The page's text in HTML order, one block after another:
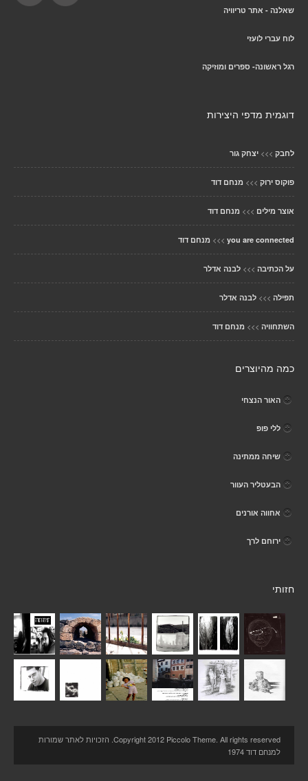
שאלנה - אתר טריוויה
לוח עברי לועזי
רגל ראשונה- ספרים ומוזיקה
דוגמית מדפי היצירות
לחבק >>> יצחק גור
פוקוס ירוק >>> מנחם דוד
אוצר מילים >>> מנחם דוד
you are connected
>>> מנחם דוד
על הכתיבה >>> לבנה אדלר
תפילה >>> לבנה אדלר
השתחוויה >>> מנחם דוד
כמה מהיוצרים
האור הנצחי
ללי פופ
שיחה ממתינה
הבעטליר העוור
אחווה אורנים
ירוחם לרך
חזותי
Copyright 2012 Piccolo Theme. All rights reserved. הזכויות לאתר שמורות
למנחם דוד 1974